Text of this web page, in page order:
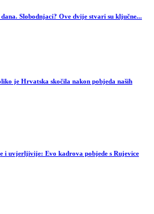
Slobodnjaci? Ove dvije stvari su ključne...
je Hrvatska skočila nakon pobjeda naših
i uvjerljivije: Evo kadrova pobjede s Rujevice